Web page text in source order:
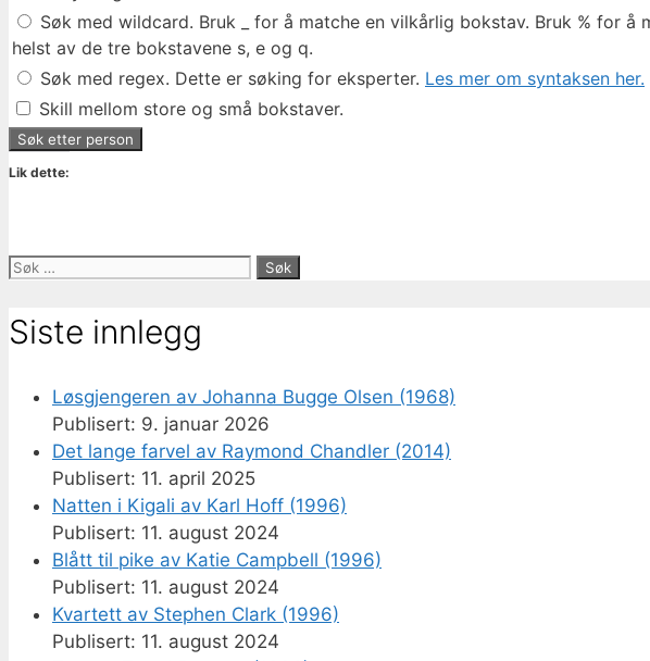
Søk med wildcard. Bruk _ for å matche en vilkårlig bokstav. Bruk % for
helst av de tre bokstavene s, e og q.
Søk med regex. Dette er søking for eksperter. Les mer om syntaksen her.
Skill mellom store og små bokstaver.
Lik dette:
Søk
Siste innlegg
Løsgjengeren av Johanna Bugge Olsen (1968)
9. januar 2026
Det lange farvel av Raymond Chandler (2014)
11. april 2025
Natten i Kigali av Karl Hoff (1996)
11. august 2024
Blått til pike av Katie Campbell (1996)
11. august 2024
Kvartett av Stephen Clark (1996)
11. august 2024